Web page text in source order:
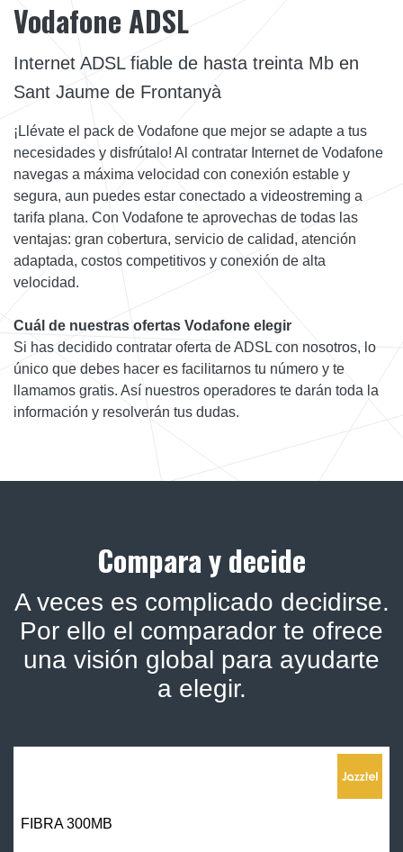
Vodafone ADSL
Internet ADSL fiable de hasta treinta Mb en
Sant Jaume de Frontanyà
¡Llévate el pack de Vodafone que mejor se adapte a tus
necesidades y disfrútalo! Al contratar Internet de Vodafone
navegas a máxima velocidad con conexión estable y
segura, aun puedes estar conectado a videostreming a
tarifa plana. Con Vodafone te aprovechas de todas las
ventajas: gran cobertura, servicio de calidad, atención
adaptada, costos competitivos y conexión de alta
velocidad.
Cuál de nuestras ofertas Vodafone elegir
Si has decidido contratar oferta de ADSL con nosotros, lo
único que debes hacer es facilitarnos tu número y te
llamamos gratis. Así nuestros operadores te darán toda la
información y resolverán tus dudas.
Compara y decide
A veces es complicado decidirse.
Por ello el comparador te ofrece
una visión global para ayudarte
a elegir.
FIBRA 300MB